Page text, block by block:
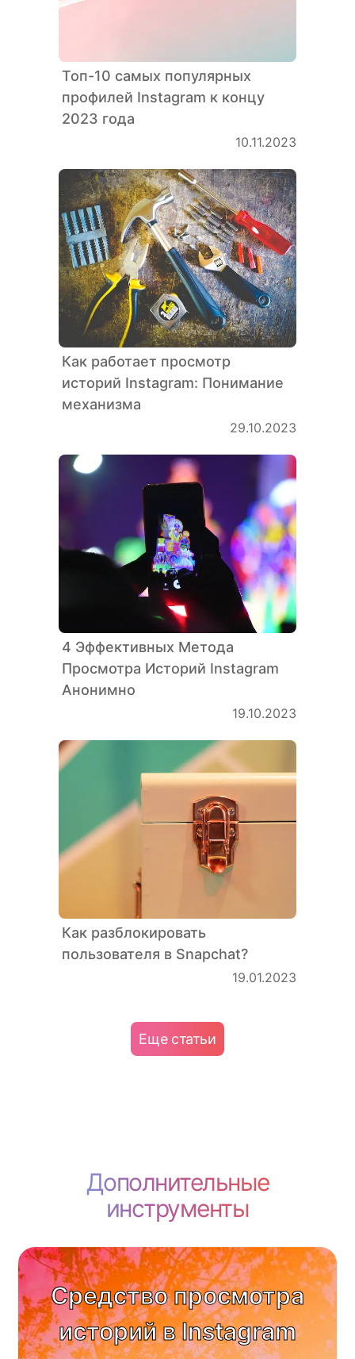
Топ-10 самых популярных
профилей Instagram к концу
2023 года
10.11.2023
Как работает просмотр
историй Instagram: Понимание
механизма
29.10.2023
4 Эффективных Метода
Просмотра Историй Instagram
Анонимно
19.10.2023
Как разблокировать
пользователя в Snapchat?
19.01.2023
Еще статьи
Дополнительные
инструменты
Средство просмотра
историй в Instagram